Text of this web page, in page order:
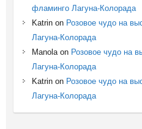
фламинго Лагуна-Колорада
Katrinon Розовое чудо на
Лагуна-Колорада
Manolaon Розовое чудо на
Лагуна-Колорада
Katrinon Розовое чудо на
Лагуна-Колорада